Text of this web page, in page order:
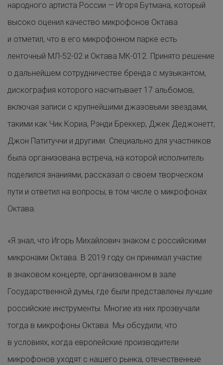
народного артиста России — Игоря Бутмана, который
высоко оценил качество микрофонов Октава
и отметил, что в его микрофонном парке есть
ленточный МЛ-52-02 и Октава МК-012. Принято решение
о дальнейшем сотрудничестве бренда с музыкантом,
дискография которого насчитывает 17 альбомов,
включая записи с крупнейшими джазовыми звездами,
такими как Чик Кориа, Рэнди Бреккер, Джек Деджонетт,
Джон Патитуччи и другими. Специально для участников
была организована встреча, на которой исполнитель
поделился знаниями, рассказал о своем творческом
пути и ответил на вопросы, в том числе о микрофонах
Октава.
«Я знал, что Игорь Михайлович знаком с российскими
микронами Октава. В 2019 году он принимал участие
в знаковом концерте, организованном в зале
Государственной думы, где были представлены лучшие
российские инструменты. Многие из них прозвучали
тогда в микрофоны Октава. Мы обсудили, что
в условиях, когда европейские производители
микрофонов уходят с нашего рынка, отечественные